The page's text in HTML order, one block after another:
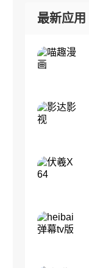
最新应用